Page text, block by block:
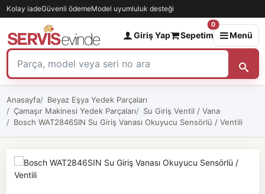
Kolay iadeGüvenli ödemeModel uyumluluk desteği
Giriş Yap Sepetim
0
Menü
Anasayfa
Beyaz Eşya Yedek Parçaları
Çamaşır Makinesi Yedek Parçaları
Su Giriş Ventil / Vana
Bosch WAT2846SIN Su Giriş Vanası Okuyucu Sensörlü / Ventili